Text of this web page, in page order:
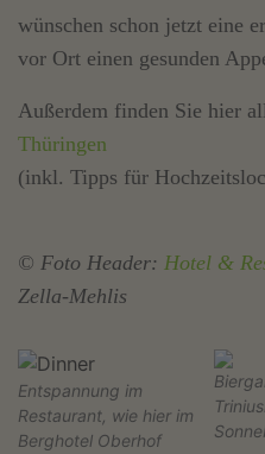
wünschen schon jetzt eine
vor Ort einen gesunden
Außerdem finden Sie hier
Thüringen
(inkl. Tipps für
© Foto Header: Hotel &
Zella-Mehlis
Entspannung im
Restaurant, wie hier im
Berghotel Oberhof